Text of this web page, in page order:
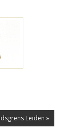
Leiden »